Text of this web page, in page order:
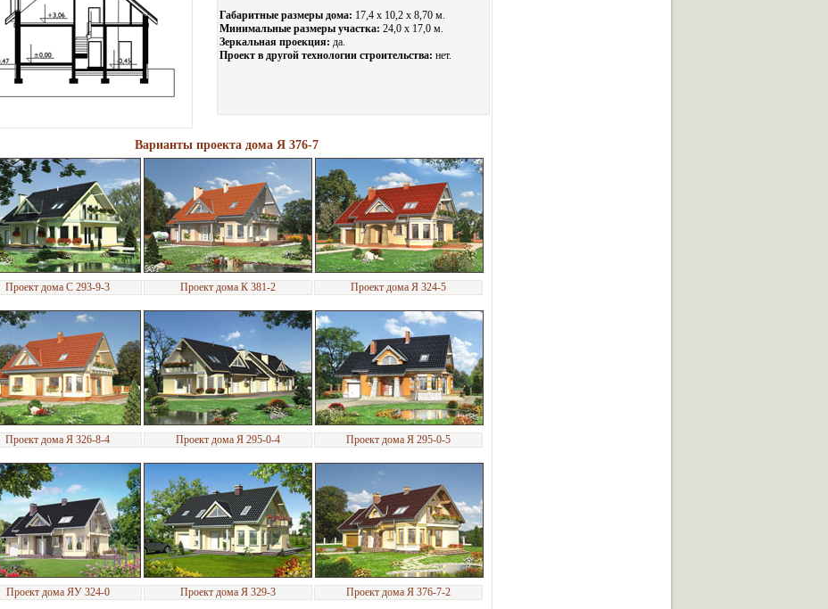
Габаритные размеры дома: 17,4 х 10,2 х 8,70 м.
Минимальные размеры участка: 24,0 x 17,0 м.
Зеркальная проекция: да.
Проект в другой технологии строительства: нет.
Варианты проекта дома Я 376-7
Проект дома С 293-9-3 Проект дома К 381-2 Проект дома Я 324-5
Проект дома Я 326-8-4 Проект дома Я 295-0-4 Проект дома Я 295-0-5
Проект дома ЯУ 324-0 Проект дома Я 329-3 Проект дома Я 376-7-2